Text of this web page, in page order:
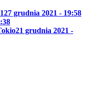
27 grudnia 2021 - 19:58
21 grudnia 2021 -